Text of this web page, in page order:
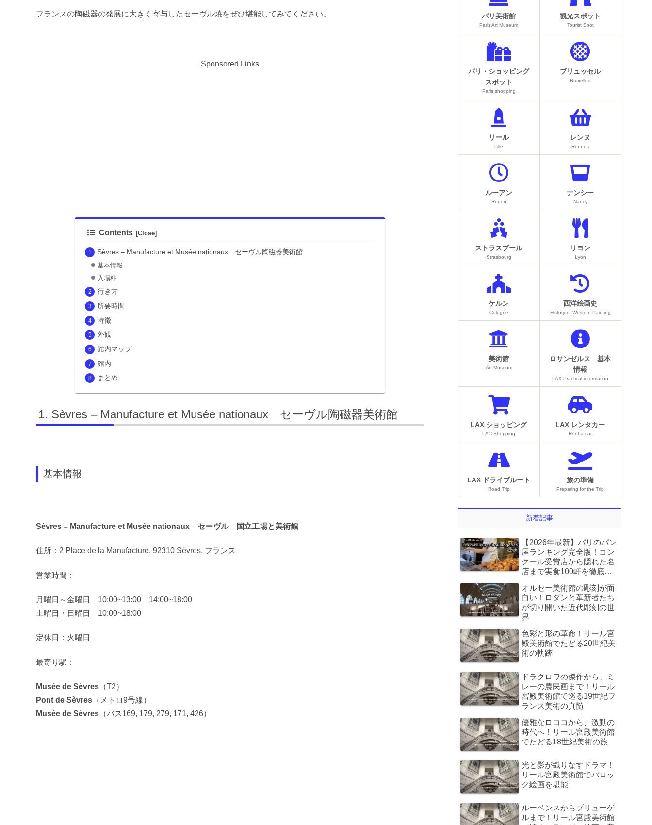
フランスの陶磁器の発展に大きく寄与したセーヴル焼をぜひ堪能してみてください。
Sponsored Links
Contents
Sèvres – Manufacture et Musée nationaux セーヴル陶磁器美術館
基本情報
入場料
行き方
所要時間
特徴
外観
館内マップ
館内
まとめ
Sèvres – Manufacture et Musée nationaux セーヴル陶磁器美術館
基本情報
Sèvres – Manufacture et Musée nationaux セーヴル 国立工場と美術館
住所：2 Place de la Manufacture, 92310 Sèvres, フランス
営業時間：
月曜日～金曜日 10:00~13:00 14:00~18:00
土曜日・日曜日 10:00~18:00
定休日：火曜日
最寄り駅：
Musée de Sèvres （T2）
Pont de Sèvres （メトロ9号線）
Musée de Sèvres （バス169, 179, 279, 171, 426）
パリ美術館
Paris Art Museum
観光スポット
Tourist Spot
パリ・ショッピング
スポット
Paris shopping
ブリュッセル
Bruxelles
リール
Lille
レンヌ
Rennes
ルーアン
Rouen
ナンシー
Nancy
ストラスブール
Strasbourg
リヨン
Lyon
ケルン
Cologne
西洋絵画史
History of Western Painting
美術館
Art Museum
ロサンゼルス 基本
情報
LAX Practical information
LAX ショッピング
LAC Shopping
LAX レンタカー
Rent a car
LAX ドライブルート
Road Trip
旅の準備
Preparing for the Trip
新着記事
【2026年最新】パリのパン
屋ランキング完全版！コン
クール受賞店から隠れた名
店まで実食100軒を徹底比
オルセー美術館の彫刻が面
白い！ロダンと革新者たち
が切り開いた近代彫刻の世
界
色彩と形の革命！リール宮
殿美術館でたどる20世紀美
術の軌跡
ドラクロワの傑作から、ミ
レーの農民画まで！リール
宮殿美術館で巡る19世紀フ
ランス美術の真髄
優雅なロココから、激動の
時代へ！リール宮殿美術館
でたどる18世紀美術の旅
光と影が織りなすドラマ！
リール宮殿美術館でバロッ
ク絵画を堪能
ルーベンスからブリューゲ
ルまで！リール宮殿美術館